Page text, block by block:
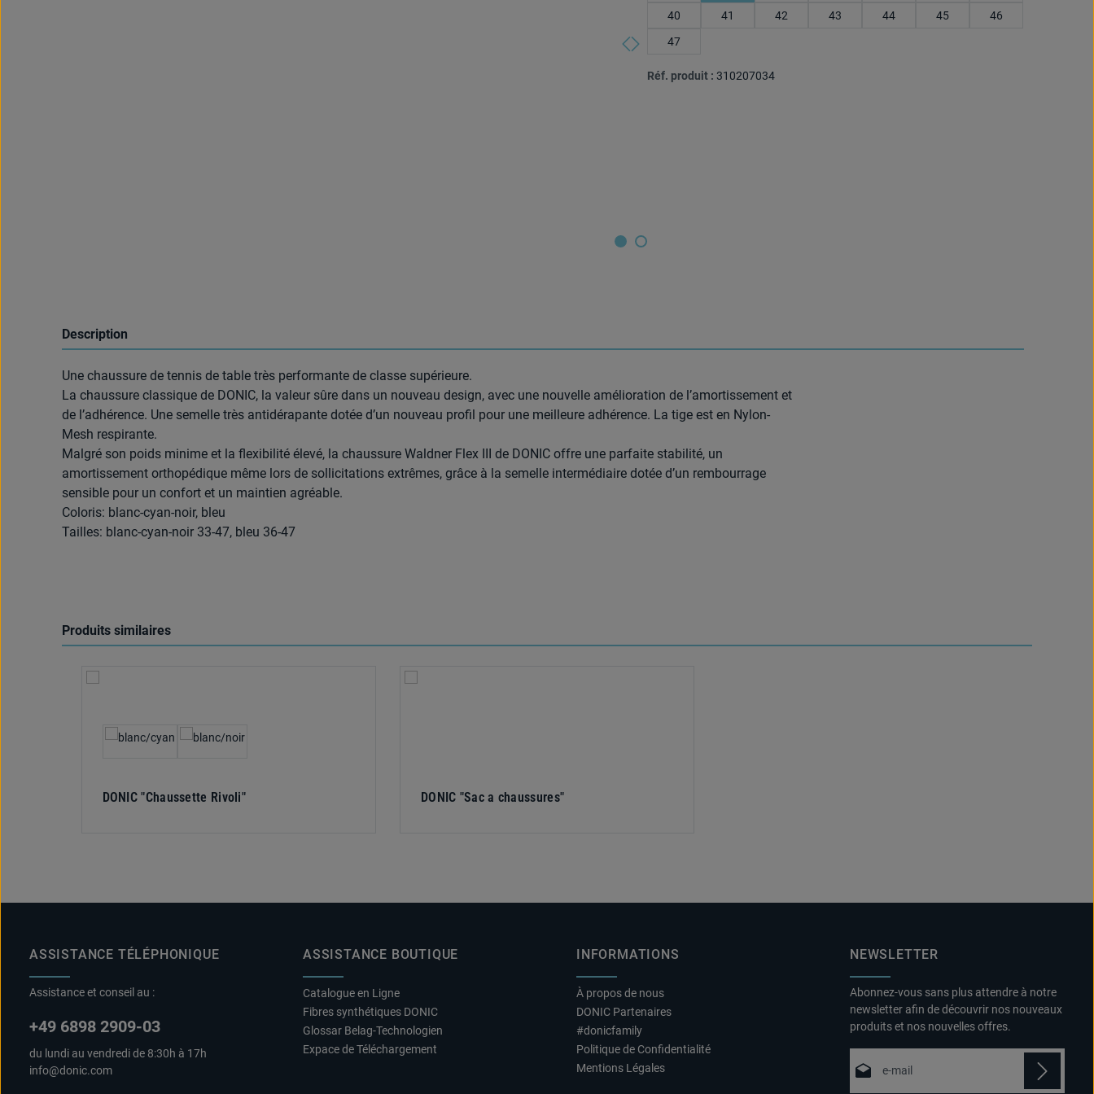
40
41 42 43 44 45
46
47
Réf. produit : 310207034
Description
Une chaussure de tennis de table très performante de classe supérieure.
La chaussure classique de DONIC, la valeur sûre dans un nouveau design, avec une nouvelle amélioration de l’amortissement et
de l’adhérence. Une semelle très antidérapante dotée d’un nouveau profil pour une meilleure adhérence. La tige est en Nylon-
Mesh respirante.
Malgré son poids minime et la flexibilité élevé, la chaussure Waldner Flex III de DONIC offre une parfaite stabilité, un
amortissement orthopédique même lors de sollicitations extrêmes, grâce à la semelle intermédiaire dotée d’un rembourrage
sensible pour un confort et un maintien agréable.
Coloris: blanc-cyan-noir, bleu
Tailles: blanc-cyan-noir 33-47, bleu 36-47
Produits similaires
Ignorer la galerie de produits
DONIC "Chaussette Rivoli" DONIC "Sac a chaussures"
ASSISTANCE TÉLÉPHONIQUE
Assistance et conseil au :
+49 6898 2909-03
du lundi au vendredi de 8:30h à 17h
info@donic.com
ASSISTANCE BOUTIQUE
Catalogue en Ligne
Fibres synthétiques DONIC
Glossar Belag-Technologien
Expace de Téléchargement
INFORMATIONS
À propos de nous
DONIC Partenaires
#donicfamily
Politique de Confidentialité
Mentions Légales
NEWSLETTER
Abonnez-vous sans plus attendre à notre
newsletter afin de découvrir nos nouveaux
produits et nos nouvelles offres.